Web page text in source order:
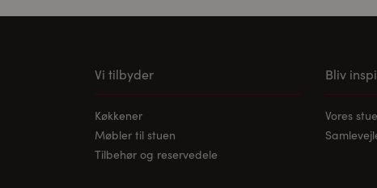
Vi tilbyder
Køkkener
Møbler til stuen
Tilbehør og reservedele
Bliv
Vores